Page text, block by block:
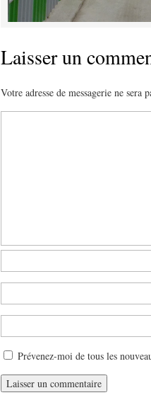
Laisser un
Votre adresse de messagerie ne sera
Prévenez-moi de tous les